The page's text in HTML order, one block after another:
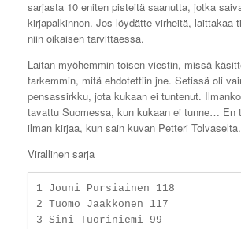
sarjasta 10 eniten pisteitä saanutta, jotka
kirjapalkinnon. Jos löydätte virheitä, laittakaa
niin oikaisen tarvittaessa.
Laitan myöhemmin toisen viestin, missä
tarkemmin, mitä ehdotettiin jne. Setissä oli
pensassirkku, jota kukaan ei tuntenut.
tavattu Suomessa, kun kukaan ei tunne… En
ilman kirjaa, kun sain kuvan Petteri Tolvaselta.
Virallinen sarja
1 Jouni Pursiainen 118
2 Tuomo Jaakkonen 117
3 Sini Tuoriniemi 99